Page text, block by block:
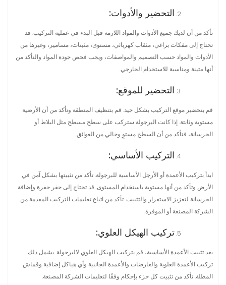
التحضير والأدوات:
تأكد من أن لديك جميع الأدوات والمواد اللازمة قبل البدء في عملية التركيب. قد
تحتاج إلى مفكات براغي، مثقاب كهربائي، مستوى، مثبتات، مسامير، وغيرها من
الأدوات والمواد حسب التصميم والمواصفات، ويجب فحص جودة المواد والتأكد من
أنها متينة ومناسبة للاستخدام الخارجي.
التحضير للموقع:
قم بتحضير موقع التركيب بشكل جيد. قم بتنظيف المنطقة وتأكد من أن الأرضية
مستوية وثابتة. إذا كانت البرجولة ستركب على سطح مسطح مثل البلاط أو
الخرسانة، فتأكد من أن السطح مستوٍ وخالي من العوائق.
التركيب الأساسي:
ابدأ بتركيب الأعمدة أو الأرجل الأساسية للبرجولة. تأكد من تثبيتها بشكل آمن في
الأرض وتأكد من أنها مستوية باستخدام المستوى. قد تحتاج إلى حفر حفرة وإضافة
الخرسانة لتعزيز الاستقرار والتثبيت. تأكد من اتباع تعليمات التركيب المقدمة من
الشركة المصنعة أو الموفرة.
تركيب الهيكل العلوي:
بعد تثبيت الأعمدة الأساسية، قم بتركيب الهيكل العلوي لالبرجولة. يشمل ذلك
تركيب الأعمدة العلوية والعارضات والأعمدة الجانبية وأي هياكل إضافية وقماش
المظلة. تأكد من تثبيت كل جزء بإحكام وفقًا لتعليمات الشركة المصنعة.